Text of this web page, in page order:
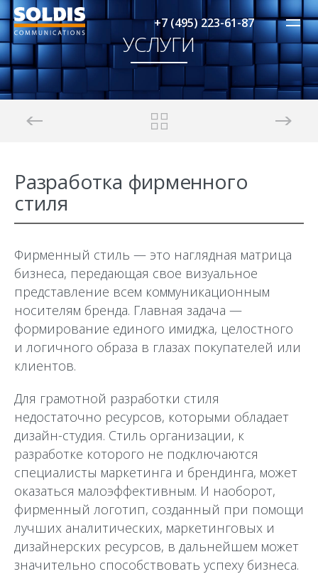
+7 (495) 223-61-87
УСЛУГИ
Разработка фирменного
стиля
Фирменный стиль — это наглядная матрица
бизнеса, передающая свое визуальное
представление всем коммуникационным
носителям бренда. Главная задача —
формирование единого имиджа, целостного
и логичного образа в глазах покупателей или
клиентов.
Для грамотной разработки стиля
недостаточно ресурсов, которыми обладает
дизайн-студия. Стиль организации, к
разработке которого не подключаются
специалисты маркетинга и брендинга, может
оказаться малоэффективным. И наоборот,
фирменный логотип, созданный при помощи
лучших аналитических, маркетинговых и
дизайнерских ресурсов, в дальнейшем может
значительно способствовать успеху бизнеса.